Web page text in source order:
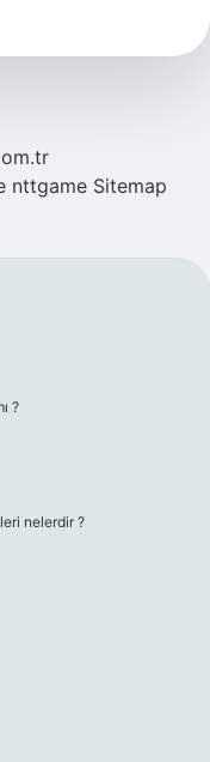
nttgame Sitemap
?
nelerdir ?